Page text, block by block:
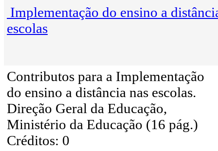
Implementação do ensino a
escolas
Contributos para a Implementação
do ensino a distância nas escolas.
Direção Geral da Educação,
Ministério da Educação (16 pág.)
Créditos: 0